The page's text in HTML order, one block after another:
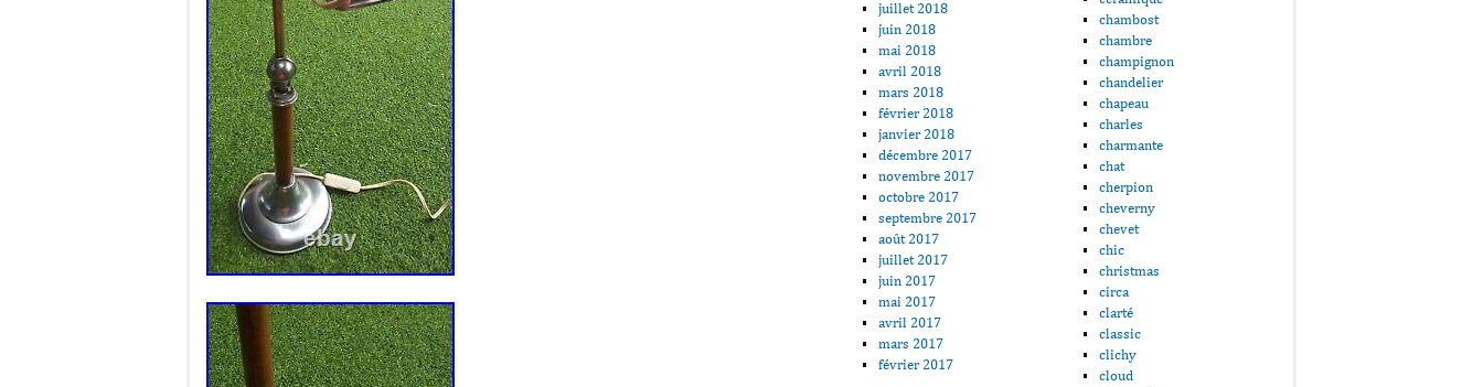
juillet 2018
juin 2018
mai 2018
avril 2018
mars 2018
février 2018
janvier 2018
décembre 2017
novembre 2017
octobre 2017
septembre 2017
août 2017
juillet 2017
juin 2017
mai 2017
avril 2017
mars 2017
février 2017
chambost
chambre
champignon
chandelier
chapeau
charles
charmante
chat
cherpion
cheverny
chevet
chic
christmas
circa
clarté
classic
clichy
cloud